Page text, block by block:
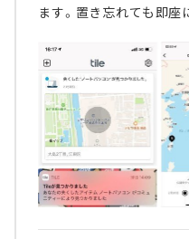
ます。置き忘れても即座